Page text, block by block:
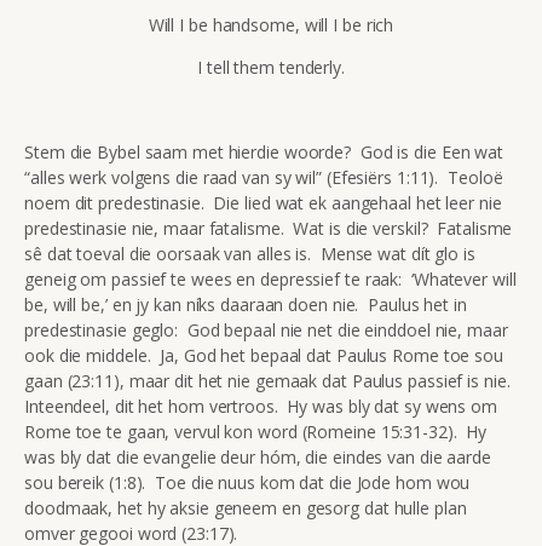
Will I be handsome, will I be rich
I tell them tenderly.
Stem die Bybel saam met hierdie woorde? God is die Een wat
“alles werk volgens die raad van sy wil” (Efesiërs 1:11). Teoloë
noem dit predestinasie. Die lied wat ek aangehaal het leer nie
predestinasie nie, maar fatalisme. Wat is die verskil? Fatalisme
sê dat toeval die oorsaak van alles is. Mense wat dít glo is
geneig om passief te wees en depressief te raak: ‘Whatever will
be, will be,’ en jy kan níks daaraan doen nie. Paulus het in
predestinasie geglo: God bepaal nie net die einddoel nie, maar
ook die middele. Ja, God het bepaal dat Paulus Rome toe sou
gaan (23:11), maar dit het nie gemaak dat Paulus passief is nie.
Inteendeel, dit het hom vertroos. Hy was bly dat sy wens om
Rome toe te gaan, vervul kon word (Romeine 15:31-32). Hy
was bly dat die evangelie deur hóm, die eindes van die aarde
sou bereik (1:8). Toe die nuus kom dat die Jode hom wou
doodmaak, het hy aksie geneem en gesorg dat hulle plan
omver gegooi word (23:17).